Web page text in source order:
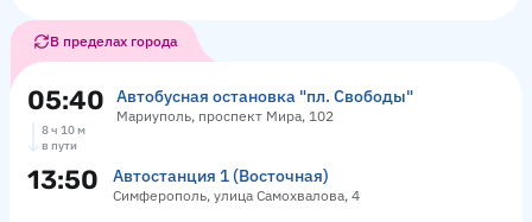
В пределах города
05:40 Автобусная остановка "пл. Свободы"
Мариуполь, проспект Мира, 102
8 ч 10 м
в пути
13:50 Автостанция 1 (Восточная)
Симферополь, улица Самохвалова, 4